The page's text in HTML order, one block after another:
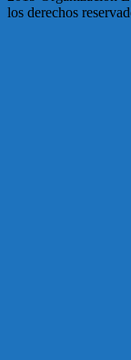
los derechos